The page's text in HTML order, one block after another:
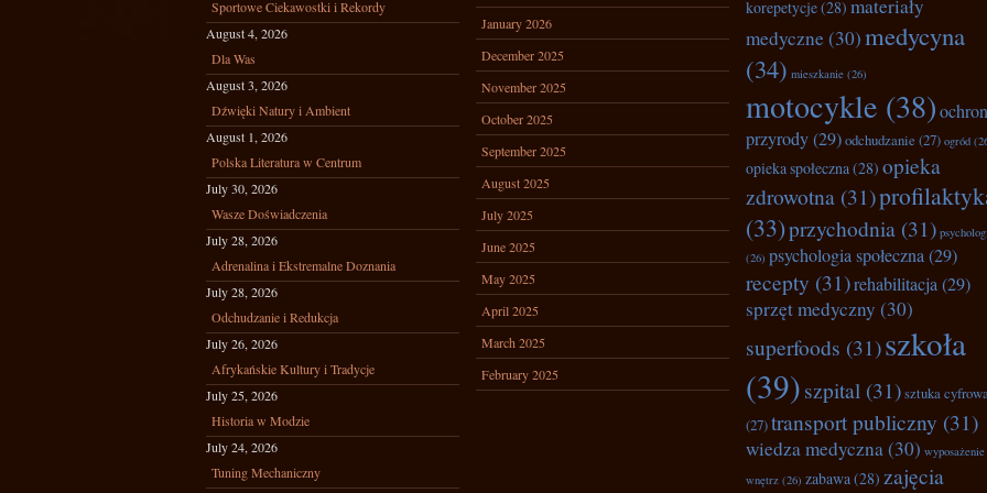
Sportowe Ciekawostki i Rekordy
August 4, 2026
Dla Was
August 3, 2026
Dźwięki Natury i Ambient
August 1, 2026
Polska Literatura w Centrum
July 30, 2026
Wasze Doświadczenia
July 28, 2026
Adrenalina i Ekstremalne Doznania
July 28, 2026
Odchudzanie i Redukcja
July 26, 2026
Afrykańskie Kultury i Tradycje
July 25, 2026
Historia w Modzie
July 24, 2026
Tuning Mechaniczny
January 2026
December 2025
November 2025
October 2025
September 2025
August 2025
July 2025
June 2025
May 2025
April 2025
March 2025
February 2025
korepetycje(28) materiały
medyczne (30)medycyna
(34) mieszkanie (26)
motocykle (38)
przyrody(29)odchudzanie (27) ogród
opieka społeczna(28) opieka
zdrowotna (31)
(33)przychodnia (31)
(26) psychologia społeczna(29)
recepty (31)rehabilitacja(29)
sprzęt medyczny (30)
superfoods (31)szkoła
(39)szpital (31)sztuka
(27)transport publiczny (31)
wiedza medyczna(30) wyposażenie
wnętrz (26) zabawa(28) zajęcia